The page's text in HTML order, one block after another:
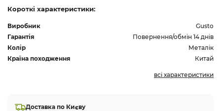
Короткі характеристики:
Виробник
Gusto
Гарантія
Повернення/обмін 14 днів
Колір
Металік
Країна походження
Китай
всі характеристики
Доставка по Києву